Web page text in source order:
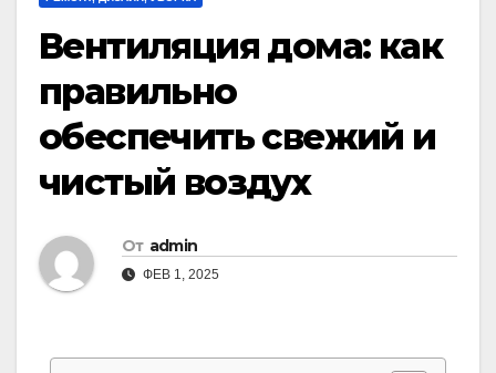
Вентиляция дома: как
правильно
обеспечить свежий и
чистый воздух
От admin
ФЕВ 1, 2025